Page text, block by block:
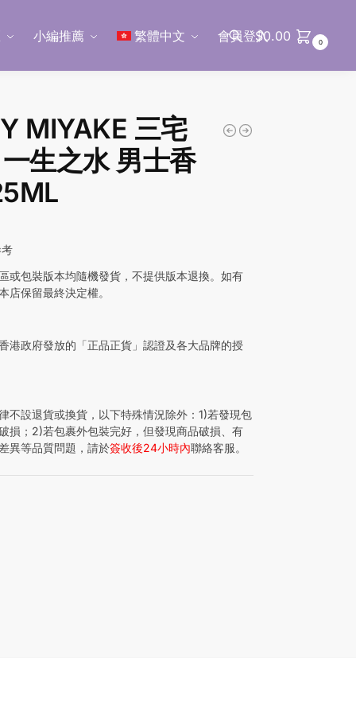
小編推薦 繁體中文 會員登入
$0.00 0
MIYAKE 三宅
生之水 男士香
或包裝版本均隨機發貨，不提供版本退換。如有
店保留最終決定權。
港政府發放的「正品正貨」認證及各大品牌的授
不設退貨或換貨，以下特殊情況除外：1)若發現包
損；2)若包裹外包裝完好，但發現商品破損、有
異等品質問題，請於簽收後24小時內聯絡客服。